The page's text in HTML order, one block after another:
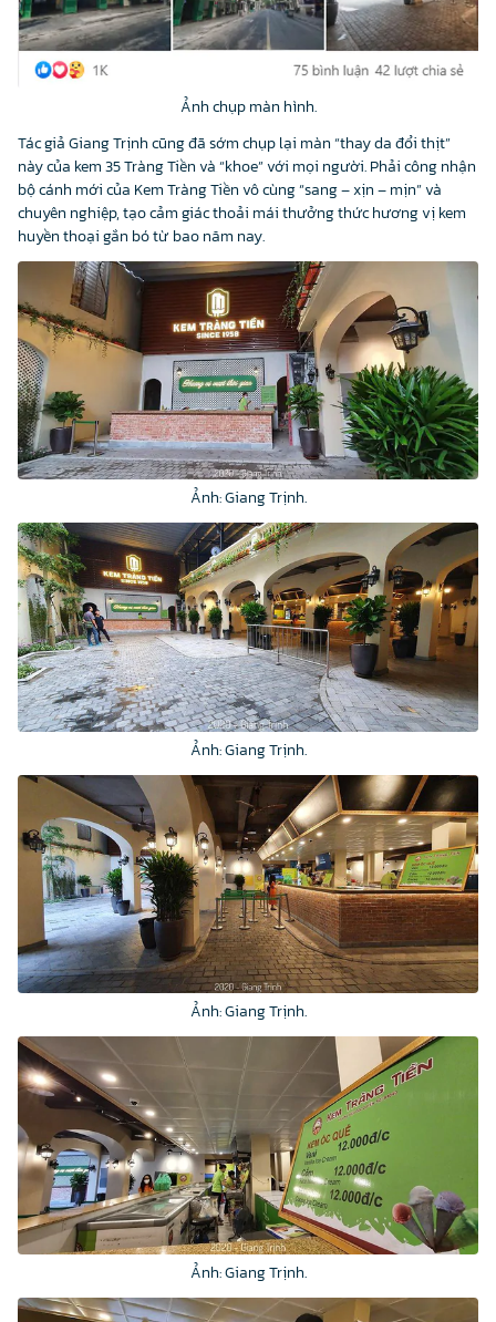
Ảnh chụp màn hình.
Tác giả Giang Trịnh cũng đã sớm chụp lại màn “thay da đổi thịt”
này của kem 35 Tràng Tiền và “khoe” với mọi người. Phải công nhận
bộ cánh mới của Kem Tràng Tiền vô cùng “sang – xịn – mịn” và
chuyên nghiệp, tạo cảm giác thoải mái thưởng thức hương vị kem
huyền thoại gắn bó từ bao năm nay.
Ảnh: Giang Trịnh.
Ảnh: Giang Trịnh.
Ảnh: Giang Trịnh.
Ảnh: Giang Trịnh.